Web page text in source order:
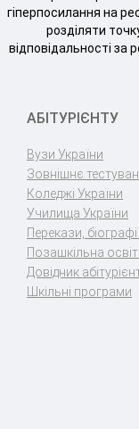
гіперпосилання на
розділяти
відповідальності за
АБІТУРІЄНТУ
Вузи України
Зовнішнє
Коледжі України
Училища України
Перекази,
Позашкільна
Довідник
Шкільні програми